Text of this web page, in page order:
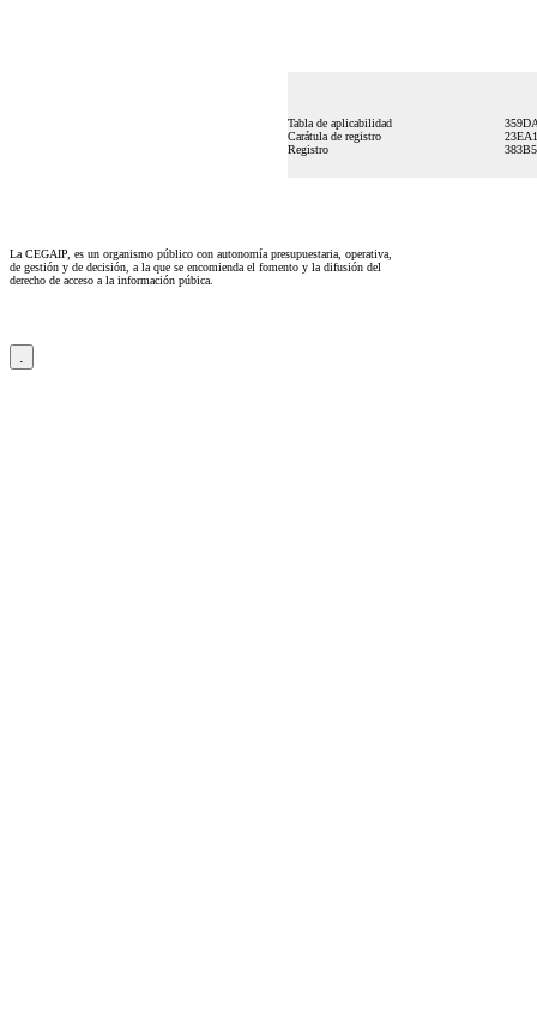
Tabla de aplicabilidad
Carátula de registro
Registro
La CEGAIP, es un organismo público con autonomía presupuestaria, operativa,
de gestión y de decisión, a la que se encomienda el fomento y la difusión del
derecho de acceso a la información púbica.